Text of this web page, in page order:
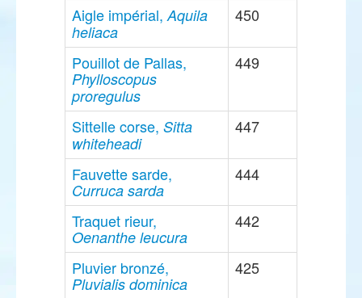
Aigle impérial, Aquila
heliaca
450
Pouillot de Pallas,
Phylloscopus
proregulus
449
Sittelle corse, Sitta
whiteheadi
447
Fauvette sarde,
Curruca sarda
444
Traquet rieur,
Oenanthe leucura
442
Pluvier bronzé,
Pluvialis dominica
425